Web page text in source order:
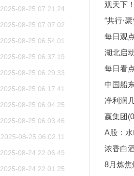
2025-08-25 07:21:24
2025-08-25 07:07:02
2025-08-25 06:54:01
2025-08-25 06:37:19
2025-08-25 06:29:33
2025-08-25 06:17:41
2025-08-25 06:04:25
2025-08-25 06:03:46
2025-08-25 06:02:11
2025-08-24 22:06:49
2025-08-24 22:01:25
资本20
观天下
净利润
“共行·
司，共
每日观
绩，股
10.9%
湖北启
每日看
价：纽
中国船
奇安信
净利润
年营收
嬴集团
约3700
A股：
票？（
浓香白
要闻
8月炼焦